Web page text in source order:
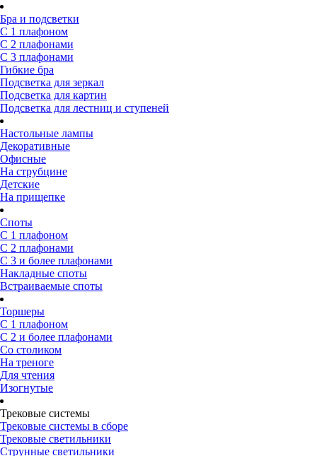
Бра и подсветки
С 1 плафоном
С 2 плафонами
С 3 плафонами
Гибкие бра
Подсветка для зеркал
Подсветка для картин
Подсветка для лестниц и ступеней
Настольные лампы
Декоративные
Офисные
На струбцине
Детские
На прищепке
Споты
С 1 плафоном
С 2 плафонами
С 3 и более плафонами
Накладные споты
Встраиваемые споты
Торшеры
С 1 плафоном
С 2 и более плафонами
Со столиком
На треноге
Для чтения
Изогнутые
Трековые системы
Трековые системы в сборе
Трековые светильники
Струнные светильники